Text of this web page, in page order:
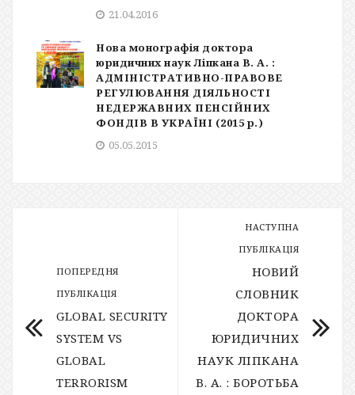
21.04.2016
Нова монографія доктора
юридичних наук Ліпкана В. А. :
АДМІНІСТРАТИВНО-ПРАВОВЕ
РЕГУЛЮВАННЯ ДІЯЛЬНОСТІ
НЕДЕРЖАВНИХ ПЕНСІЙНИХ
ФОНДІВ В УКРАЇНІ (2015 р.)
05.05.2015
ПОПЕРЕДНЯ
ПУБЛІКАЦІЯ
GLOBAL SECURITY
SYSTEM VS
GLOBAL
TERRORISM
НАСТУПНА
ПУБЛІКАЦІЯ
НОВИЙ
СЛОВНИК
ДОКТОРА
ЮРИДИЧНИХ
НАУК ЛІПКАНА
В. А. : БОРОТЬБА